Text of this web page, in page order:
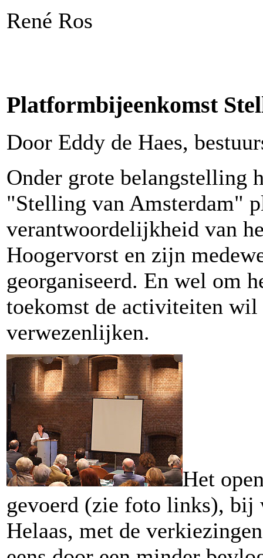
René Ros
Platformbijeenkomst
Door Eddy de Haes,
Onder grote belangstelling
"Stelling van Amsterdam"
verantwoordelijkheid van
Hoogervorst en zijn
georganiseerd. En wel om
toekomst de activiteiten wil
verwezenlijken.
Het
gevoerd (zie foto links), bij
Helaas, met de